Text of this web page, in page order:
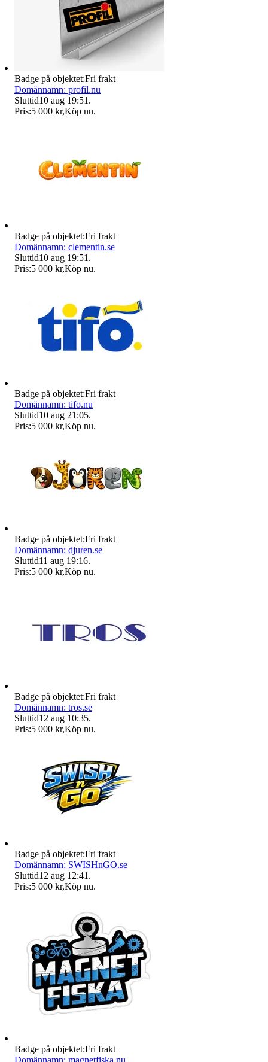
Badge på objektet:Fri frakt
Domännamn: profil.nu
Sluttid10 aug 19:51 .
Pris:5 000 kr,Köp nu.
Badge på objektet:Fri frakt
Domännamn: clementin.se
Sluttid10 aug 19:51 .
Pris:5 000 kr,Köp nu.
Badge på objektet:Fri frakt
Domännamn: tifo.nu
Sluttid10 aug 21:05.
Pris:5 000 kr,Köp nu.
Badge på objektet:Fri frakt
Domännamn: djuren.se
Sluttid11 aug 19:16.
Pris:5 000 kr,Köp nu.
Badge på objektet:Fri frakt
Domännamn: tros.se
Sluttid12 aug 10:35.
Pris:5 000 kr,Köp nu.
Badge på objektet:Fri frakt
Domännamn: SWISHnGO.se
Sluttid12 aug 12:41 .
Pris:5 000 kr,Köp nu.
Badge på objektet:Fri frakt